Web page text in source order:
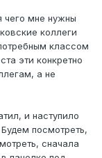
чего мне нужны
коллеги
классом
эти конкретно
а не
и наступило
посмотреть,
сначала